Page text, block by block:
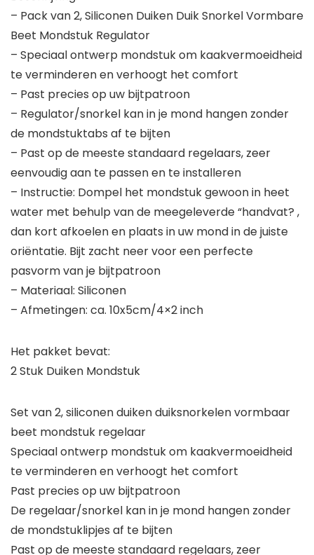
– Pack van 2, Siliconen Duiken Duik Snorkel Vormbare
Beet Mondstuk Regulator
– Speciaal ontwerp mondstuk om kaakvermoeidheid
te verminderen en verhoogt het comfort
– Past precies op uw bijtpatroon
– Regulator/snorkel kan in je mond hangen zonder
de mondstuktabs af te bijten
– Past op de meeste standaard regelaars, zeer
eenvoudig aan te passen en te installeren
– Instructie: Dompel het mondstuk gewoon in heet
water met behulp van de meegeleverde “handvat? ,
dan kort afkoelen en plaats in uw mond in de juiste
oriëntatie. Bijt zacht neer voor een perfecte
pasvorm van je bijtpatroon
– Materiaal: Siliconen
– Afmetingen: ca. 10x5cm/4×2 inch
Het pakket bevat:
2 Stuk Duiken Mondstuk
Set van 2, siliconen duiken duiksnorkelen vormbaar
beet mondstuk regelaar
Speciaal ontwerp mondstuk om kaakvermoeidheid
te verminderen en verhoogt het comfort
Past precies op uw bijtpatroon
De regelaar/snorkel kan in je mond hangen zonder
de mondstuklipjes af te bijten
Past op de meeste standaard regelaars, zeer